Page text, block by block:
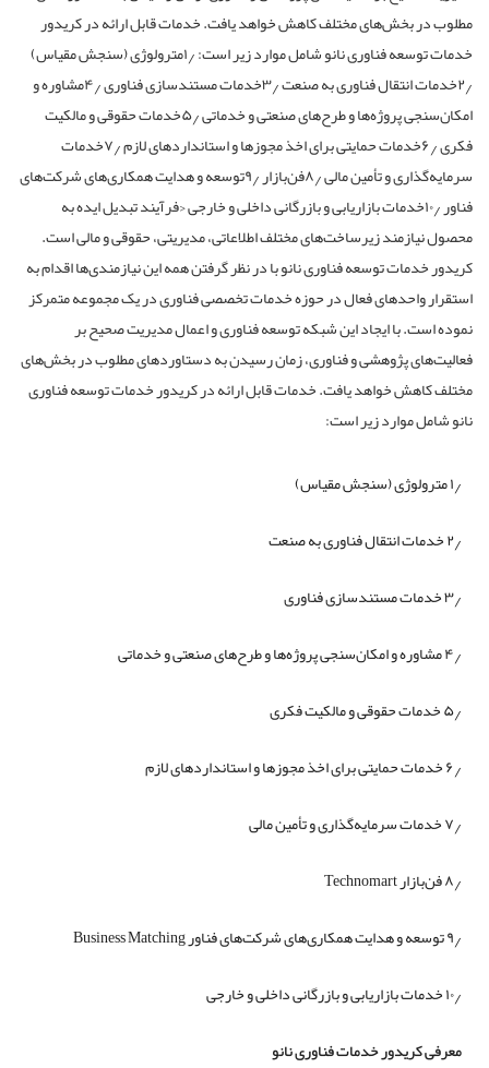
مطلوب در بخش‌های مختلف کاهش خواهد یافت. خدمات قابل ارائه در کریدور
خدمات توسعه فناوری نانو شامل موارد زیر است: ۱٫مترولوژی (سنجش مقیاس)
۲٫خدمات انتقال فناوری به صنعت ۳٫خدمات مستندسازی فناوری ۴٫مشاوره و
امکان‌سنجی پروژه‌ها و طرح‌های صنعتی و خدماتی ۵٫خدمات حقوقی و مالکیت
فکری ۶٫خدمات حمایتی برای اخذ مجوزها و استانداردهای لازم ۷٫خدمات
سرمایه‌گذاری و تأمین مالی ۸٫فن‌بازار ۹٫توسعه و هدایت همکاری‌های شرکت‌های
فناور ۱۰٫خدمات بازاریابی و بازرگانی داخلی و خارجی <فرآیند تبدیل ایده به
محصول نیازمند زیرساخت‌های مختلف اطلاعاتی، مدیریتی، حقوقی و مالی است.
کریدور خدمات توسعه فناوری نانو با در نظر گرفتن همه این نیازمندی‌ها اقدام به
استقرار واحدهای فعال در حوزه خدمات تخصصی فناوری در یک مجموعه متمرکز
نموده است. با ایجاد این شبکه توسعه فناوری و اعمال مدیریت صحیح بر
فعالیت‌های پژوهشی و فناوری، زمان رسیدن به دستاوردهای مطلوب در بخش‌های
مختلف کاهش خواهد یافت. خدمات قابل ارائه در کریدور خدمات توسعه فناوری
نانو شامل موارد زیر است:
۱٫ مترولوژی (سنجش مقیاس)
۲٫ خدمات انتقال فناوری به صنعت
۳٫ خدمات مستندسازی فناوری
۴٫ مشاوره و امکان‌سنجی پروژه‌ها و طرح‌های صنعتی و خدماتی
۵٫ خدمات حقوقی و مالکیت فکری
۶٫ خدمات حمایتی برای اخذ مجوزها و استانداردهای لازم
۷٫ خدمات سرمایه‌گذاری و تأمین مالی
۸٫ فن‌بازار Technomart
۹٫ توسعه و هدایت همکاری‌های شرکت‌های فناور Business Matching
۱۰٫ خدمات بازاریابی و بازرگانی داخلی و خارجی
معرفی کریدور خدمات فناوری نانو